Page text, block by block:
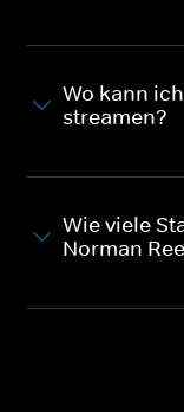
Wo kann
streamen?
Wie viele
Norman